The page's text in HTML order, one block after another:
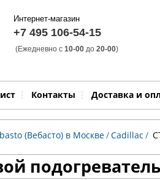
Интернет-магазин
+7 495 106-54-15
(Ежедневно с 10-00 до 20-00)
Контакты Доставка и
Модель
(Вебасто) в Москве/Cadillac /